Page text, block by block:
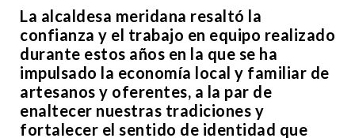
La alcaldesa meridana resaltó la
confianza y el trabajo en equipo realizado
durante estos años en la que se ha
impulsado la economía local y familiar de
artesanos y oferentes, a la par de
enaltecer nuestras tradiciones y
fortalecer el sentido de identidad que